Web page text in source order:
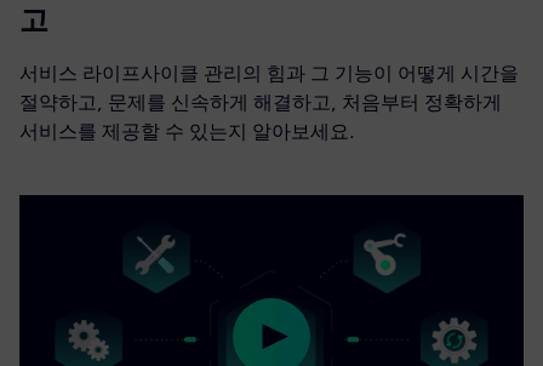
고
서비스 라이프사이클 관리의 힘과 그 기능이 어떻게 시간을
절약하고, 문제를 신속하게 해결하고, 처음부터 정확하게
서비스를 제공할 수 있는지 알아보세요.
Play